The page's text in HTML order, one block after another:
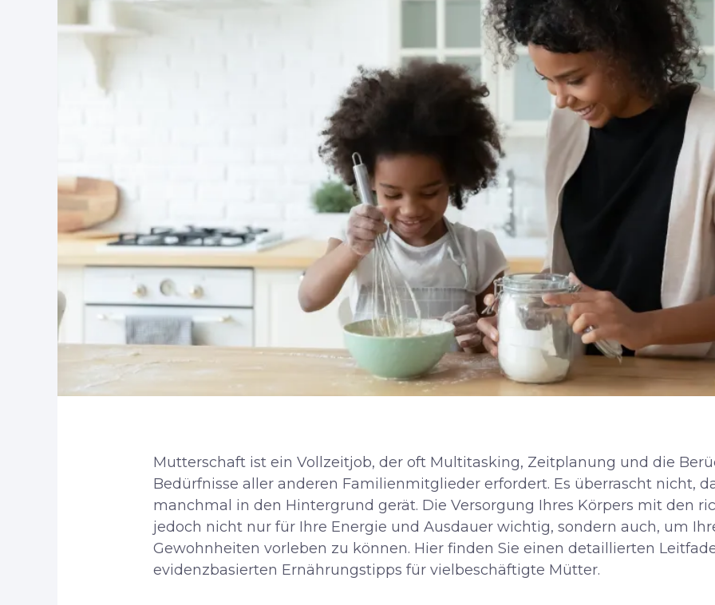
Mutterschaft ist ein Vollzeitjob, der oft Multitasking, Zeitplanung und die
Bedürfnisse aller anderen Familienmitglieder erfordert. Es überrascht nicht,
manchmal in den Hintergrund gerät. Die Versorgung Ihres Körpers mit den
jedoch nicht nur für Ihre Energie und Ausdauer wichtig, sondern auch, um
Gewohnheiten vorleben zu können. Hier finden Sie einen detaillierten
evidenzbasierten Ernährungstipps für vielbeschäftigte Mütter.